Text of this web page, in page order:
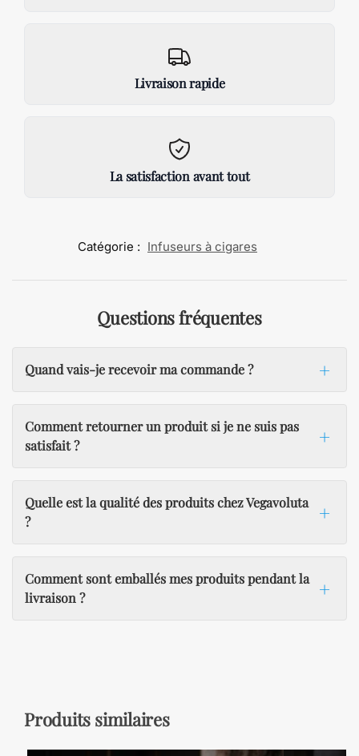
Livraison rapide
La satisfaction avant tout
Catégorie : Infuseurs à cigares
Questions fréquentes
Quand vais-je recevoir ma commande ?
Comment retourner un produit si je ne suis pas
satisfait ?
Quelle est la qualité des produits chez Vegavoluta
?
Comment sont emballés mes produits pendant la
livraison ?
Produits similaires